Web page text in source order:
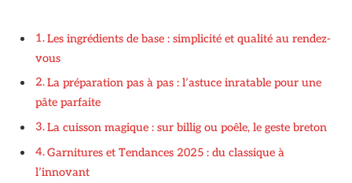
Les ingrédients de base : simplicité et qualité au rendez-
vous
La préparation pas à pas : l’astuce inratable pour une
pâte parfaite
La cuisson magique : sur billig ou poêle, le geste breton
Garnitures et Tendances 2025 : du classique à
l’innovant